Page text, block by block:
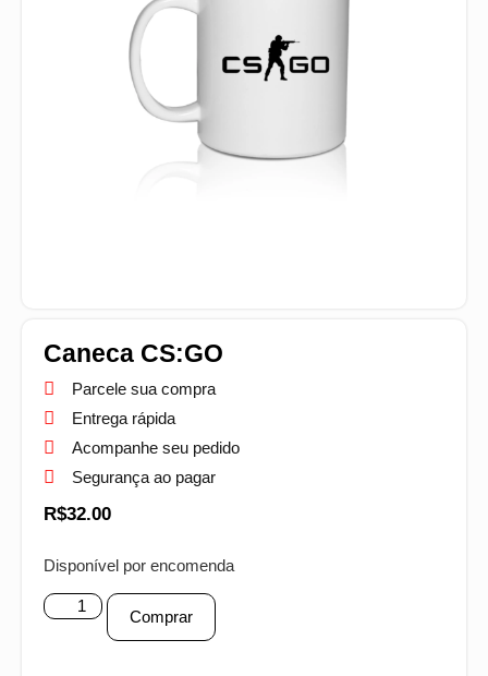
Caneca CS:GO
Parcele sua compra
Entrega rápida
Acompanhe seu pedido
Segurança ao pagar
R$32.00
Disponível por encomenda
Comprar